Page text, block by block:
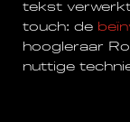
tekst
touch: de
hoogleraar
nuttige